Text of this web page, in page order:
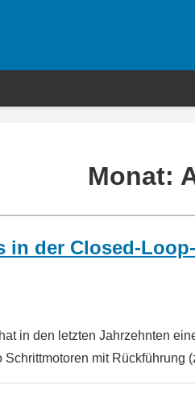
Monat:
in der Closed-
in den letzten Jahrzehnten
mit Rückführung